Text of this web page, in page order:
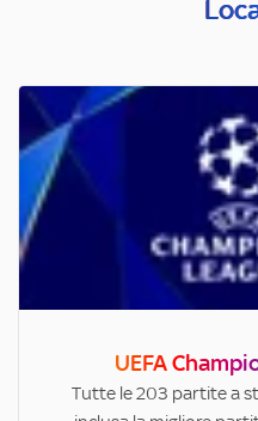
UEFA
Tutte le 203 partite a